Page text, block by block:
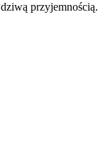
przyjemnością.